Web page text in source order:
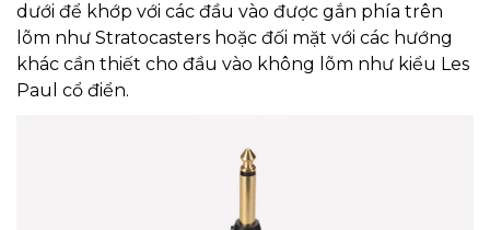
dưới để khớp với các đầu vào được gắn phía trên
lõm như Stratocasters hoặc đối mặt với các hướng
khác cần thiết cho đầu vào không lõm như kiểu Les
Paul cổ điển.